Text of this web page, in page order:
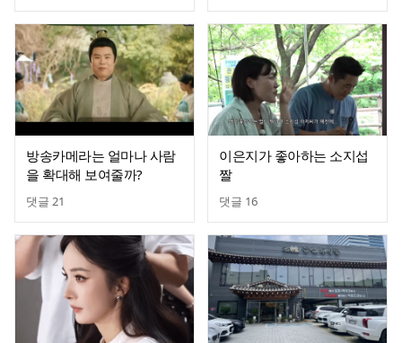
방송카메라는 얼마나 사람
을 확대해 보여줄까?
댓글 21
이은지가 좋아하는 소지섭
짤
댓글 16